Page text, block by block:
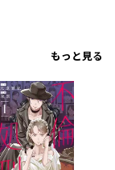
もっと見る